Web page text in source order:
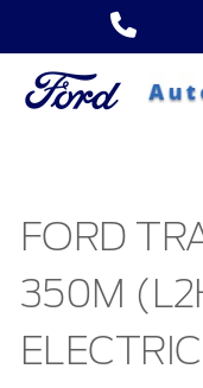
FORD
350M